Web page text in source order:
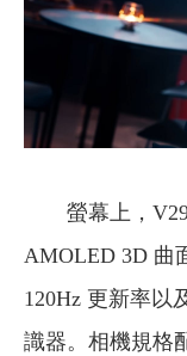
螢幕上，
AMOLED 3D 曲
120Hz 更新率以
識器。相機規格